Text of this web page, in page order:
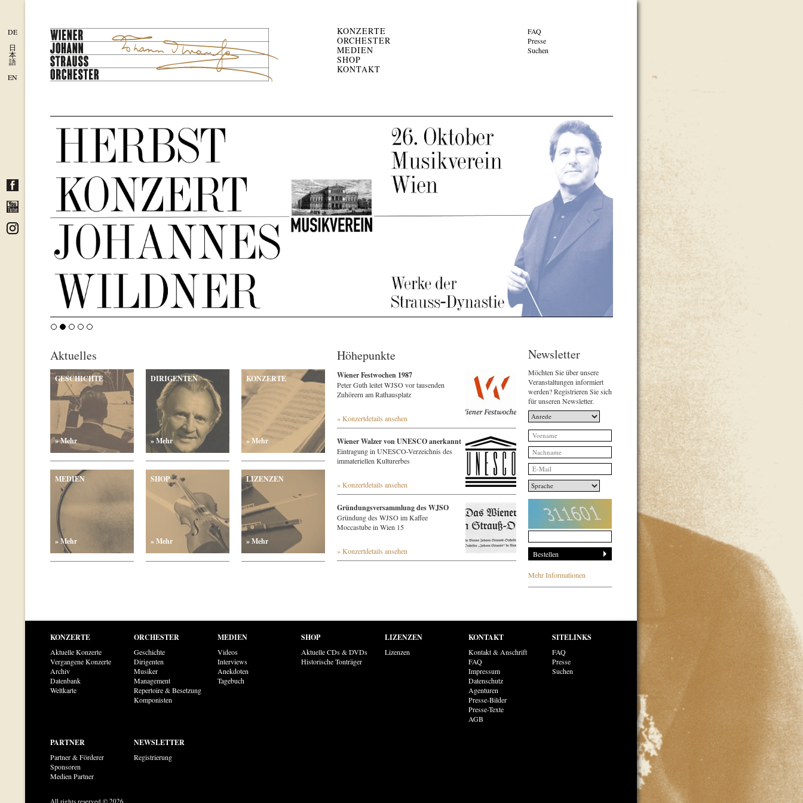
DE
日
本
語
EN
KONZERTE
ORCHESTER
MEDIEN
SHOP
KONTAKT
FAQ
Presse
Suchen
Aktuelles
GESCHICHTE
» Mehr
DIRIGENTEN
» Mehr
KONZERTE
» Mehr
MEDIEN
» Mehr
SHOP
» Mehr
LIZENZEN
» Mehr
Höhepunkte
Wiener Festwochen 1987
Peter Guth leitet WJSO vor tausenden
Zuhörern am Rathausplatz
» Konzertdetails ansehen
Wiener Walzer von UNESCO anerkannt
Eintragung in UNESCO-Verzeichnis des
immateriellen Kulturerbes
» Konzertdetails ansehen
Gründungsversammlung des WJSO
Gründung des WJSO im Kaffee
Moccastube in Wien 15
» Konzertdetails ansehen
Newsletter
Möchten Sie über unsere
Veranstaltungen informiert
werden? Registrieren Sie sich
für unseren Newsletter.
Mehr Informationen
KONZERTE
Aktuelle Konzerte
Vergangene Konzerte
Archiv
Datenbank
Weltkarte
ORCHESTER
Geschichte
Dirigenten
Musiker
Management
Repertoire & Besetzung
Komponisten
MEDIEN
Videos
Interviews
Anekdoten
Tagebuch
SHOP
Aktuelle CDs & DVDs
Historische Tonträger
LIZENZEN
Lizenzen
KONTAKT
Kontakt & Anschrift
FAQ
Impressum
Datenschutz
Agenturen
Presse-Bilder
Presse-Texte
AGB
SITELINKS
FAQ
Presse
Suchen
PARTNER
Partner & Förderer
Sponsoren
Medien Partner
NEWSLETTER
Registrierung
All rights reserved © 2026